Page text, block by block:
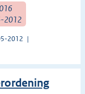
2012
2012